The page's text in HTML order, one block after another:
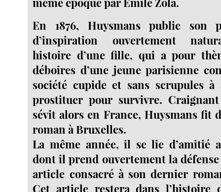
En 1876, Huysmans publie son
d’inspiration ouvertement
histoire d’une fille, qui a pour
déboires d’une jeune parisienne
société cupide et sans scrupules à
prostituer pour survivre.
sévit alors en France, Huysmans fit
roman à Bruxelles.
La même année, il se lie d’amitié
dont il prend ouvertement la
article consacré à son dernier
Cet article restera dans l’histoire